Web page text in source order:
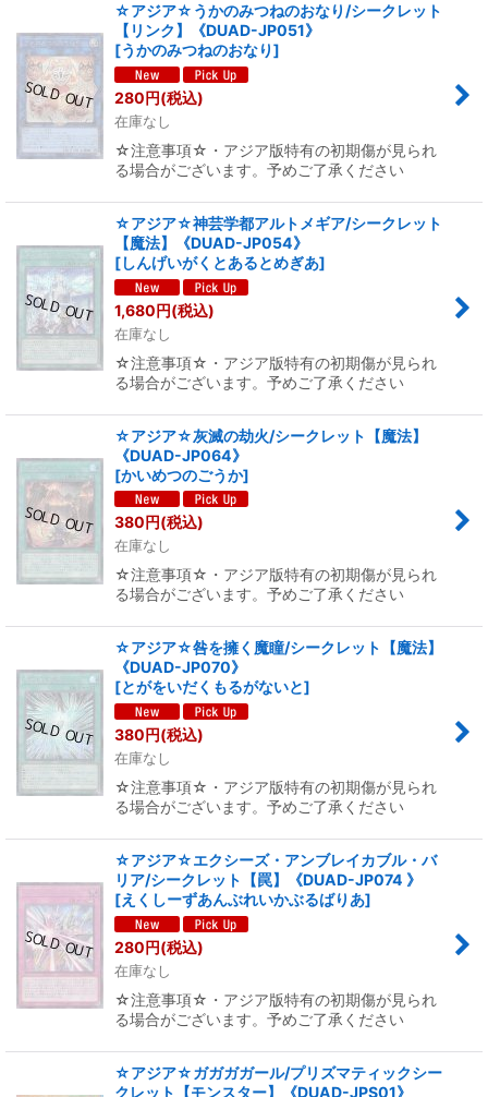
☆アジア☆うかのみつねのおなり/シークレット
【リンク】《DUAD-JP051》
[うかのみつねのおなり]
280円(税込)
在庫なし
☆注意事項☆・アジア版特有の初期傷が見られ
る場合がございます。予めご了承ください
☆アジア☆神芸学都アルトメギア/シークレット
【魔法】《DUAD-JP054》
[しんげいがくとあるとめぎあ]
1,680円(税込)
在庫なし
☆注意事項☆・アジア版特有の初期傷が見られ
る場合がございます。予めご了承ください
☆アジア☆灰滅の劫火/シークレット【魔法】
《DUAD-JP064》
[かいめつのごうか]
380円(税込)
在庫なし
☆注意事項☆・アジア版特有の初期傷が見られ
る場合がございます。予めご了承ください
☆アジア☆咎を擁く魔瞳/シークレット【魔法】
《DUAD-JP070》
[とがをいだくもるがないと]
380円(税込)
在庫なし
☆注意事項☆・アジア版特有の初期傷が見られ
る場合がございます。予めご了承ください
☆アジア☆エクシーズ・アンブレイカブル・バ
リア/シークレット【罠】《DUAD-JP074 》
[えくしーずあんぶれいかぶるばりあ]
280円(税込)
在庫なし
☆注意事項☆・アジア版特有の初期傷が見られ
る場合がございます。予めご了承ください
☆アジア☆ガガガガール/プリズマティックシー
クレット【モンスター】《DUAD-JPS01》